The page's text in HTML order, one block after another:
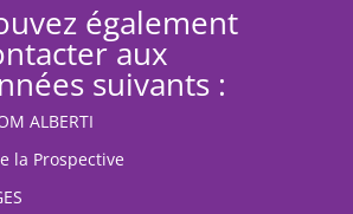
également
aux
suivants :
ALBERTI
la Prospective